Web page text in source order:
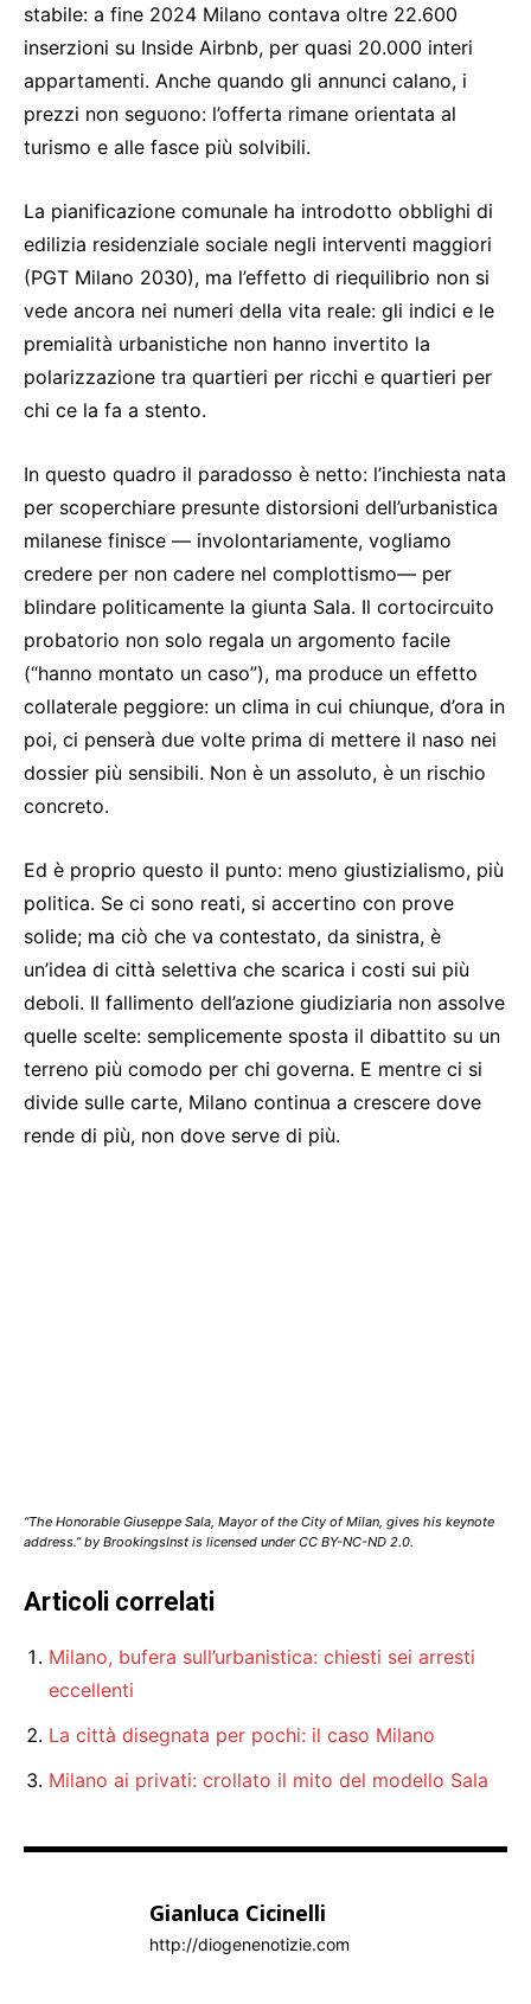
stabile: a fine 2024 Milano contava oltre 22.600
inserzioni su Inside Airbnb, per quasi 20.000 interi
appartamenti. Anche quando gli annunci calano, i
prezzi non seguono: l’offerta rimane orientata al
turismo e alle fasce più solvibili.
La pianificazione comunale ha introdotto obblighi di
edilizia residenziale sociale negli interventi maggiori
(PGT Milano 2030), ma l’effetto di riequilibrio non si
vede ancora nei numeri della vita reale: gli indici e le
premialità urbanistiche non hanno invertito la
polarizzazione tra quartieri per ricchi e quartieri per
chi ce la fa a stento.
In questo quadro il paradosso è netto: l’inchiesta nata
per scoperchiare presunte distorsioni dell’urbanistica
milanese finisce — involontariamente, vogliamo
credere per non cadere nel complottismo— per
blindare politicamente la giunta Sala. Il cortocircuito
probatorio non solo regala un argomento facile
(“hanno montato un caso”), ma produce un effetto
collaterale peggiore: un clima in cui chiunque, d’ora in
poi, ci penserà due volte prima di mettere il naso nei
dossier più sensibili. Non è un assoluto, è un rischio
concreto.
Ed è proprio questo il punto: meno giustizialismo, più
politica. Se ci sono reati, si accertino con prove
solide; ma ciò che va contestato, da sinistra, è
un’idea di città selettiva che scarica i costi sui più
deboli. Il fallimento dell’azione giudiziaria non assolve
quelle scelte: semplicemente sposta il dibattito su un
terreno più comodo per chi governa. E mentre ci si
divide sulle carte, Milano continua a crescere dove
rende di più, non dove serve di più.
“The Honorable Giuseppe Sala, Mayor of the City of Milan, gives his keynote
address.” by BrookingsInst is licensed under CC BY-NC-ND 2.0.
Articoli correlati
Milano, bufera sull’urbanistica: chiesti sei arresti
eccellenti
La città disegnata per pochi: il caso Milano
Milano ai privati: crollato il mito del modello Sala
Gianluca Cicinelli
http://diogenenotizie.com